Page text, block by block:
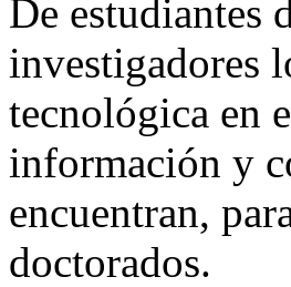
De estudiantes
investigadores
tecnológica en
información y
encuentran,
doctorados.